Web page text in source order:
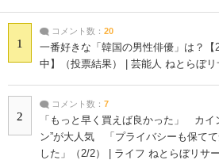
1
コメント数： 20
一番好きな「韓国の男性俳優」は？【
中】（投票結果） | 芸能人 ねとらぼリ
2
コメント数： 7
「もっと早く買えば良かった」 カイ
ン”が大人気 「プライバシーも保て
した」（2/2） | ライフ ねとらぼリサ